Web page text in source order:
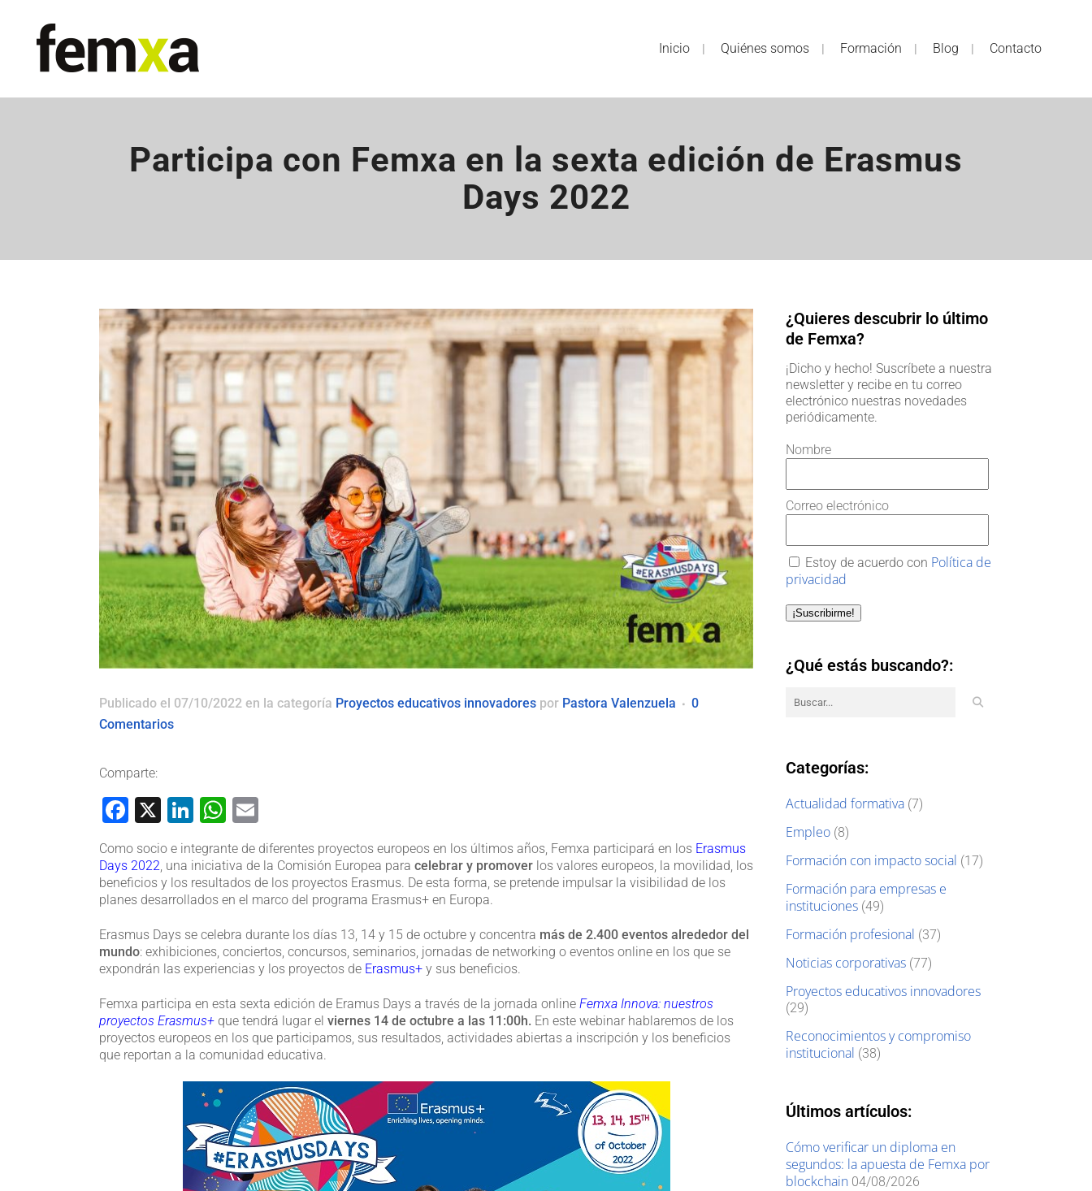
Inicio Quiénes somos Formación Blog Contacto
Participa con Femxa en la sexta edición de Erasmus
Days 2022
Publicado el 07/10/2022 en la categoría Proyectos educativos innovadores por Pastora Valenzuela
0
Comentarios
Comparte:
Facebook
X LinkedIn
WhatsApp
Como socio e integrante de diferentes proyectos europeos en los últimos años, Femxa participará en los Erasmus
Days 2022 , una iniciativa de la Comisión Europea para celebrar y promover los valores europeos, la movilidad, los
beneficios y los resultados de los proyectos Erasmus. De esta forma, se pretende impulsar la visibilidad de los
planes desarrollados en el marco del programa Erasmus+ en Europa.
Erasmus Days se celebra durante los días 13, 14 y 15 de octubre y concentra más de 2.400 eventos alrededor del
mundo: exhibiciones, conciertos, concursos, seminarios, jornadas de networking o eventos online en los que se
expondrán las experiencias y los proyectos de Erasmus+ y sus beneficios.
Femxa participa en esta sexta edición de Eramus Days a través de la jornada online Femxa Innova: nuestros
proyectos Erasmus+ que tendrá lugar el viernes 14 de octubre a las 11:00h. En este webinar hablaremos de los
proyectos europeos en los que participamos, sus resultados, actividades abiertas a inscripción y los beneficios
que reportan a la comunidad educativa.
¿Quieres descubrir lo último
de Femxa?
¡Dicho y hecho! Suscríbete a nuestra
newsletter y recibe en tu correo
electrónico nuestras novedades
periódicamente.
Nombre
Correo electrónico
Estoy de acuerdo con Política de
privacidad
¡Suscribirme!
¿Qué estás buscando?:
Categorías:
Actualidad formativa (7)
Empleo (8)
Formación con impacto social (17)
Formación para empresas e
instituciones (49)
Formación profesional (37)
Noticias corporativas (77)
Proyectos educativos innovadores
(29)
Reconocimientos y compromiso
institucional (38)
Últimos artículos:
Cómo verificar un diploma en
segundos: la apuesta de Femxa por
blockchain 04/08/2026